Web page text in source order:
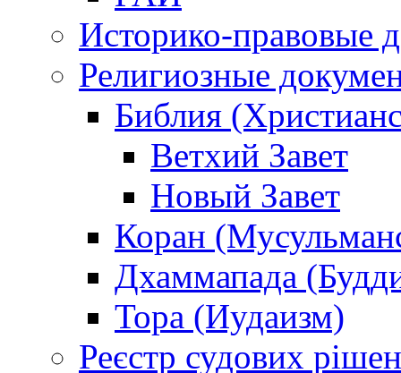
Историко-правовые
Религиозные
Библия
Ветхий Завет
Новый Завет
Коран
Дхаммапада
Тора (Иудаизм)
Реєстр судових